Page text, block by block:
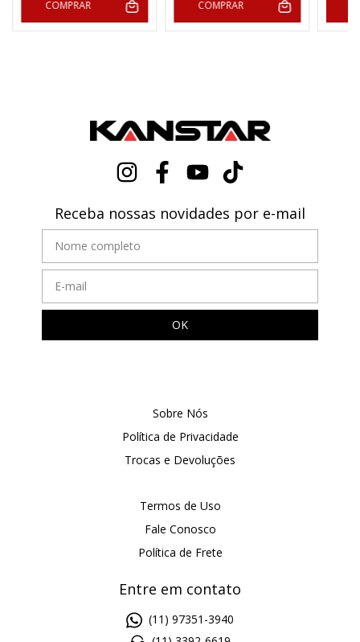
COMPRAR COMPRAR
Receba nossas novidades por e-mail
Sobre Nós
Política de Privacidade
Trocas e Devoluções
Termos de Uso
Fale Conosco
Política de Frete
Entre em contato
(11) 97351-3940